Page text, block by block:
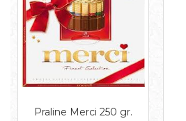
Praline Merci 250 gr.